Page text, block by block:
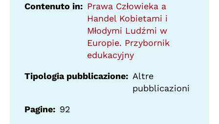
Contenuto in
Prawa Człowieka a
Handel Kobietami i
Młodymi Ludźmi w
Europie. Przybornik
edukacyjny
Tipologia pubblicazione
Altre
pubblicazioni
Pagine 92